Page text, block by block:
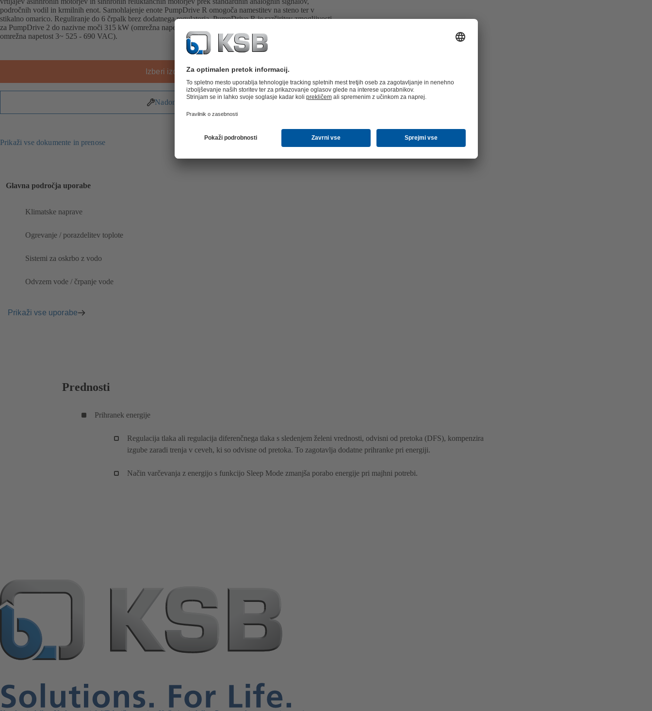
področnih vodil in krmilnih enot. Samohlajenje enote PumpDrive R omogoča namestitev na steno ter v
stikalno omarico. Reguliranje do 6 črpalk brez dodatnega regulatorja. PumpDrive R je razširitev zmogljivosti
za PumpDrive 2 do nazivne moči 315 kW (omrežna napetost 3~ 380 - 480 VAC) ali 400 kW (na zahtevo,
omrežna napetost 3~ 525 - 690 VAC).
Izberi izdelek
Nadomestni deli
Prikaži vse dokumente in prenose
Glavna področja uporabe
Klimatske naprave
Ogrevanje / porazdelitev toplote
Sistemi za oskrbo z vodo
Odvzem vode / črpanje vode
Prikaži vse uporabe
Prednosti
Prihranek energije
Regulacija tlaka ali regulacija diferenčnega tlaka s sledenjem želeni vrednosti, odvisni od pretoka (DFS), kompenzira
izgube zaradi trenja v ceveh, ki so odvisne od pretoka. To zagotavlja dodatne prihranke pri energiji.
Način varčevanja z energijo s funkcijo Sleep Mode zmanjša porabo energije pri majhni potrebi.